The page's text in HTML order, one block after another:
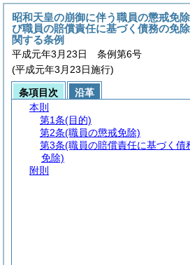
昭和天皇の崩御に伴う職員の懲戒免
び職員の賠償責任に基づく債務の免
関する条例
平成元年3月23日 条例第6号
(平成元年3月23日施行)
条項目次
沿革
本則
第1条(目的)
第2条(職員の懲戒免除)
第3条(職員の賠償責任に基づく債
免除)
附則